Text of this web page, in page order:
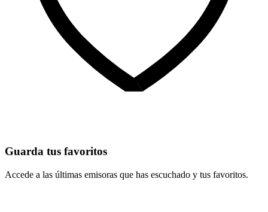
Guarda tus favoritos
Accede a las últimas emisoras que has escuchado y tus favoritos.